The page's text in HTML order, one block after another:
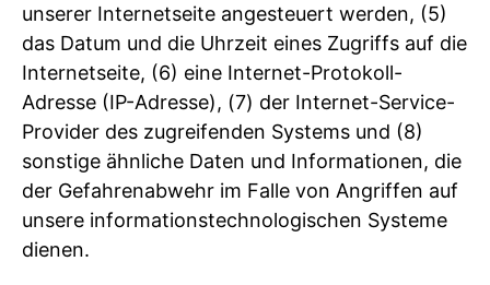
unserer Internetseite angesteuert werden, (5)
das Datum und die Uhrzeit eines Zugriffs auf die
Internetseite, (6) eine Internet-Protokoll-
Adresse (IP-Adresse), (7) der Internet-Service-
Provider des zugreifenden Systems und (8)
sonstige ähnliche Daten und Informationen, die
der Gefahrenabwehr im Falle von Angriffen auf
unsere informationstechnologischen Systeme
dienen.